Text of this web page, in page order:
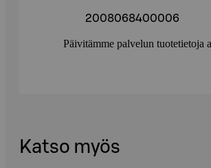
2008068400006
Päivitämme palvelun tuotetietoja
Katso myös